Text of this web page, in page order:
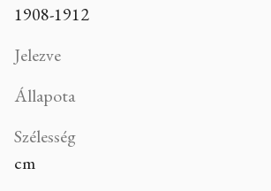
1908-1912
Jelezve
Állapota
Szélesség
cm